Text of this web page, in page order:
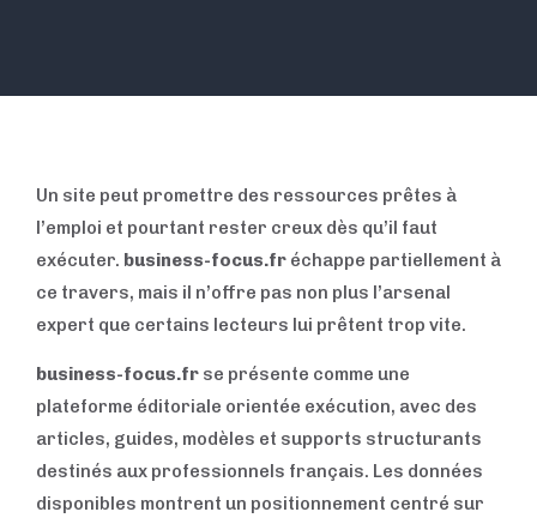
Un site peut promettre des ressources prêtes à
l’emploi et pourtant rester creux dès qu’il faut
exécuter. business-focus.fr échappe partiellement à
ce travers, mais il n’offre pas non plus l’arsenal
expert que certains lecteurs lui prêtent trop vite.
business-focus.fr se présente comme une
plateforme éditoriale orientée exécution, avec des
articles, guides, modèles et supports structurants
destinés aux professionnels français. Les données
disponibles montrent un positionnement centré sur